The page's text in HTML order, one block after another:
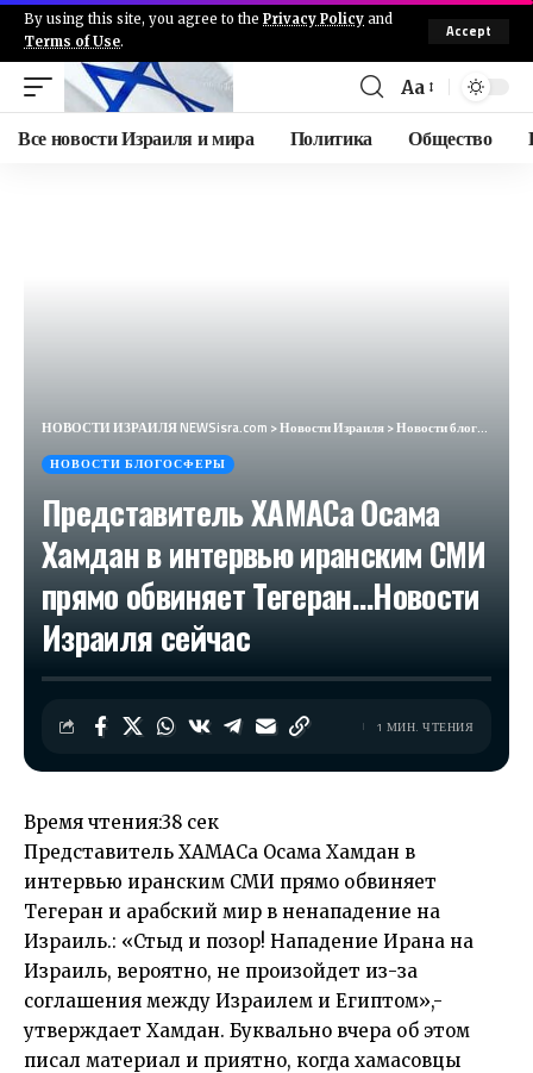
By using this site, you agree to the Privacy Policy and
Terms of Use.
Accept
Aa
Все новости Израиля и мира Политика Общество
НОВОСТИ ИЗРАИЛЯ NEWSisra.com >Новости Израиля>Новости блогосферы
НОВОСТИ БЛОГОСФЕРЫ
Представитель ХАМАСа Осама
Хамдан в интервью иранским СМИ
прямо обвиняет Тегеран…​Новости
Израиля сейчас
1 МИН. ЧТЕНИЯ
Время чтения:38 сек
Представитель ХАМАСа Осама Хамдан в
интервью иранским СМИ прямо обвиняет
Тегеран и арабский мир в ненападение на
Израиль.: «Стыд и позор! Нападение Ирана на
Израиль, вероятно, не произойдет из-за
соглашения между Израилем и Египтом»,-
утверждает Хамдан. Буквально вчера об этом
писал материал и приятно, когда хамасовцы